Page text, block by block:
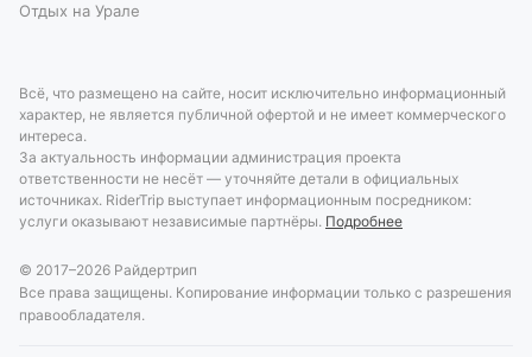
Отдых на Урале
Всё, что размещено на сайте, носит исключительно информационный
характер, не является публичной офертой и не имеет коммерческого
интереса.
За актуальность информации администрация проекта
ответственности не несёт — уточняйте детали в официальных
источниках. RiderTrip выступает информационным посредником:
услуги оказывают независимые партнёры. Подробнее
© 2017–2026 Райдертрип
Все права защищены. Копирование информации только с разрешения
правообладателя.